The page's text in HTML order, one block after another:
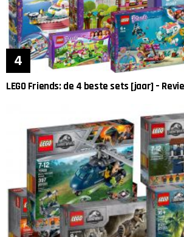
LEGO Friends: de 4 beste sets [jaar] –